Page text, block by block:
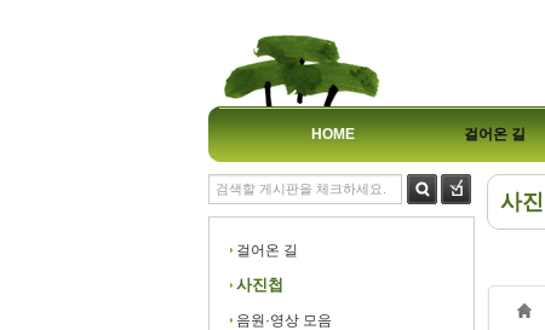
HOME 걸어온 길
걸어온 길
사진첩
음원·영상 모음
사진